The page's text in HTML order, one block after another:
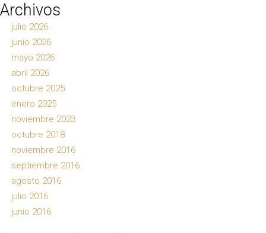
Archivos
julio 2026
junio 2026
mayo 2026
abril 2026
octubre 2025
enero 2025
noviembre 2023
octubre 2018
noviembre 2016
septiembre 2016
agosto 2016
julio 2016
junio 2016